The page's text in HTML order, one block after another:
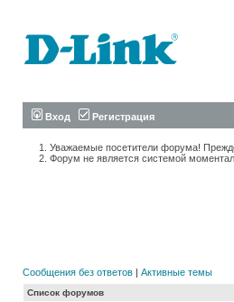
Вход Регистрация
Уважаемые посетители форума!
Форум не является системой
Сообщения без ответов | Активные темы
Список форумов